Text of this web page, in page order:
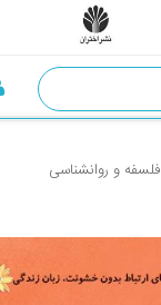
فلسفه و روانشناسی